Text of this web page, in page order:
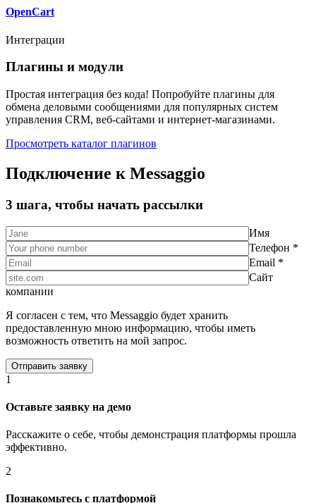
OpenCart
Интеграции
Плагины и модули
Простая интеграция без кода! Попробуйте плагины для
обмена деловыми сообщениями для популярных систем
управления CRM, веб-сайтами и интернет-магазинами.
Просмотреть каталог плагинов
Подключение к Messaggio
3 шага, чтобы начать рассылки
Имя
Телефон *
Email *
Сайт
компании
Я согласен с тем, что Messaggio будет хранить
предоставленную мною информацию, чтобы иметь
возможность ответить на мой запрос.
1
Оставьте заявку на демо
Расскажите о себе, чтобы демонстрация платформы прошла
эффективно.
2
Познакомьтесь с платформой